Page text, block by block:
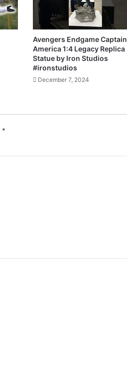
Avengers Endgame Captain
America 1:4 Legacy Replica
Statue by Iron Studios
#ironstudios
December 7, 2024
*